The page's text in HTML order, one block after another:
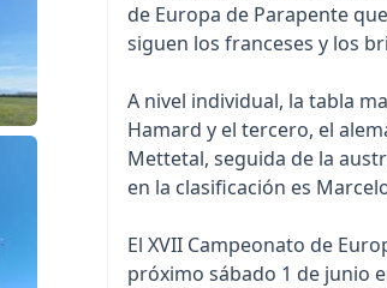
de Europa de Parapente
siguen los franceses y los
A nivel individual, la tabla
Hamard y el tercero, el
Mettetal, seguida de la
en la clasificación es
El XVII Campeonato de
próximo sábado 1 de junio